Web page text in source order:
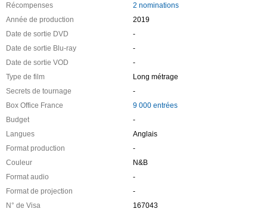
Récompenses
2 nominations
Année de production
2019
Date de sortie DVD
-
Date de sortie Blu-ray
-
Date de sortie VOD
-
Type de film
Long métrage
Secrets de tournage
-
Box Office France
9 000 entrées
Budget
-
Langues
Anglais
Format production
-
Couleur
N&B
Format audio
-
Format de projection
-
N° de Visa
167043